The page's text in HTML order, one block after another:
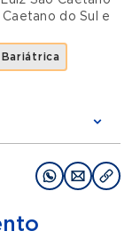
Caetano do Sul
e
Bariátrica